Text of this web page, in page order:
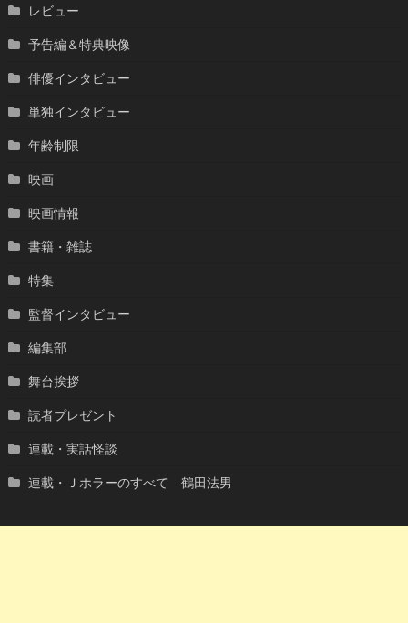
レビュー
予告編＆特典映像
俳優インタビュー
単独インタビュー
年齢制限
映画
映画情報
書籍・雑誌
特集
監督インタビュー
編集部
舞台挨拶
読者プレゼント
連載・実話怪談
連載・Ｊホラーのすべて 鶴田法男